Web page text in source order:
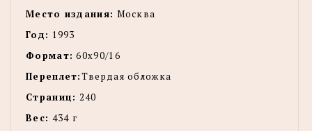
Место издания: Москва
Год: 1993
Формат: 60х90/16
Переплет:Твердая обложка
Страниц: 240
Вес: 434 г